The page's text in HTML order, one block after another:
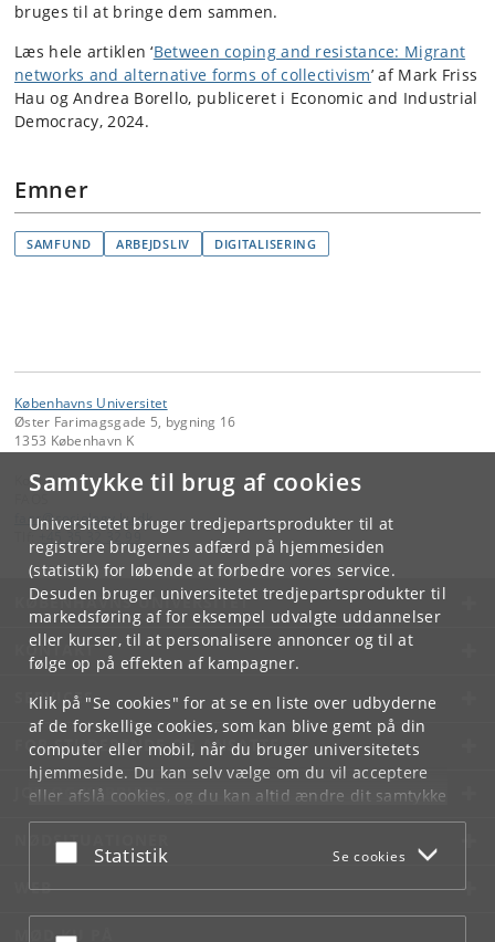
Samtykke til brug af cookies
Universitetet bruger tredjepartsprodukter til at
registrere brugernes adfærd på hjemmesiden
(statistik) for løbende at forbedre vores service.
Desuden bruger universitetet tredjepartsprodukter til
markedsføring af for eksempel udvalgte uddannelser
eller kurser, til at personalisere annoncer og til at
følge op på effekten af kampagner.
Klik på "Se cookies" for at se en liste over udbyderne
af de forskellige cookies, som kan blive gemt på din
computer eller mobil, når du bruger universitetets
hjemmeside. Du kan selv vælge om du vil acceptere
eller afslå cookies, og du kan altid ændre dit samtykke
underCookie- og privatlivspolitiksom du finder i
bunden af hver side.
Acceptér eller afslå
Statistik Se cookies
bruges til at bringe dem sammen.
Læs hele artiklen ‘Between coping and resistance: Migrant
networks and alternative forms of collectivism’ af Mark Friss
Hau og Andrea Borello, publiceret i Economic and Industrial
Democracy, 2024.
Emner
SAMFUND ARBEJDSLIV DIGITALISERING
Københavns Universitet
Øster Farimagsgade 5, bygning 16
1353 København K
Kontakt:
faos@sociology.ku.dk
KØBENHAVNS UNIVERSITET
KONTAKT
SERVICES
FOR STUDERENDE OG ANSATTE
JOB OG KARRIERE
NØDSITUATIONER
WEB
MØD KU PÅ